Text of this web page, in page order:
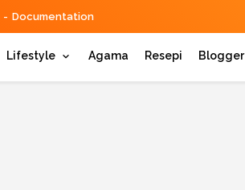
Documentation
Lifestyle Agama Resepi Blogger